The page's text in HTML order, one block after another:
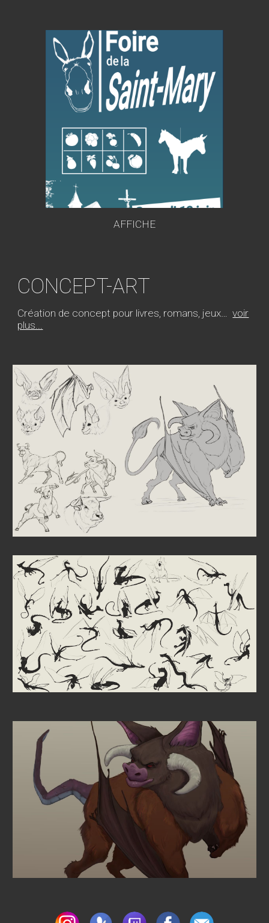
AFFICHE
CONCEPT-ART
Création de concept pour livres, romans, jeux…voir
plus...